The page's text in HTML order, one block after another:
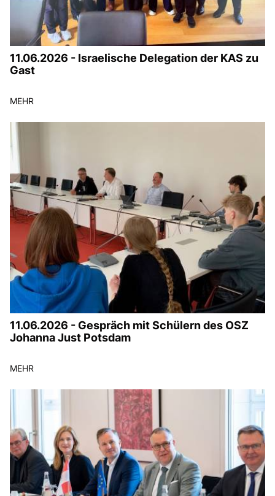
11.06.2026 - Israelische Delegation der KAS zu
Gast
MEHR
11.06.2026 - Gespräch mit Schülern des OSZ
Johanna Just Potsdam
MEHR